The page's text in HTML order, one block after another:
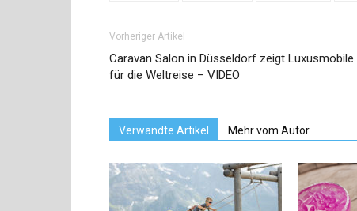
Vorheriger Artikel
Caravan Salon in Düsseldorf zeigt Luxusmobile
für die Weltreise – VIDEO
Verwandte Artikel Mehr vom Autor